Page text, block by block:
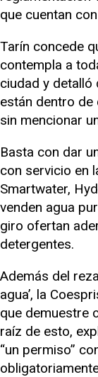
que cuentan
Tarín concede
contempla a
ciudad y detalló
están dentro de
sin mencionar
Basta con dar
con servicio en
Smartwater,
venden agua
giro ofertan
detergentes.
Además del
agua’, la
que demuestre
raíz de esto,
“un permiso”